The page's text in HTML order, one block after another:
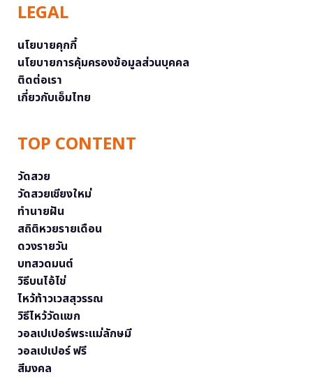
LEGAL
นโยบายคุกกี้
นโยบายการคุ้มครองข้อมูลส่วนบุคคล
ติดต่อเรา
เกี่ยวกับเอ็มไทย
TOP CONTENT
วัดสวย
วัดสวยเชียงใหม่
ทำนายฝัน
สถิติหวยรายเดือน
ดวงรายวัน
บทสวดมนต์
วิธีบนไอ้ไข่
ไหว้ท้าวเวสสุวรรณ
วิธีไหว้วัดแขก
วอลเปเปอร์พระแม่ลักษมี
วอลเปเปอร์ ฟรี
สีมงคล